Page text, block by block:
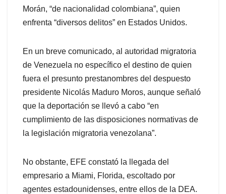
Morán, “de nacionalidad colombiana”, quien
enfrenta “diversos delitos” en Estados Unidos.
En un breve comunicado, al autoridad migratoria
de Venezuela no específico el destino de quien
fuera el presunto prestanombres del despuesto
presidente Nicolás Maduro Moros, aunque señaló
que la deportación se llevó a cabo “en
cumplimiento de las disposiciones normativas de
la legislación migratoria venezolana”.
No obstante, EFE constató la llegada del
empresario a Miami, Florida, escoltado por
agentes estadounidenses, entre ellos de la DEA.